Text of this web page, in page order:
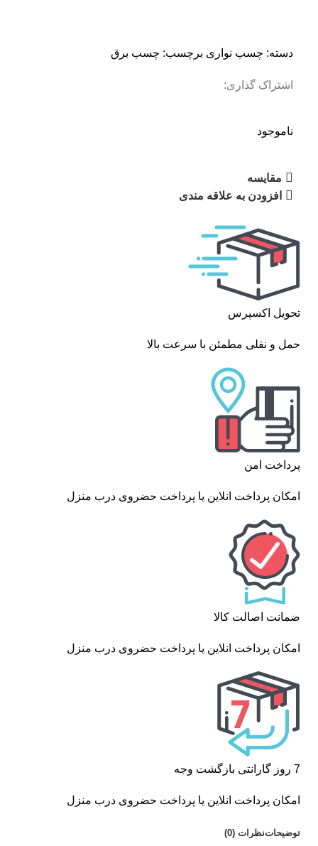
دسته: چسب نواری برچسب: چسب برق
اشتراک گذاری:
ناموجود
مقایسه
افزودن به علاقه مندی
تحویل اکسپرس
حمل و نقلی مطمئن با سرعت بالا
پرداخت امن
امکان پرداخت انلاین یا پرداخت حضروی درب منزل
ضمانت اصالت کالا
امکان پرداخت انلاین یا پرداخت حضروی درب منزل
7 روز گارانتی بازگشت وجه
امکان پرداخت انلاین یا پرداخت حضروی درب منزل
توضیحاتنظرات (0)